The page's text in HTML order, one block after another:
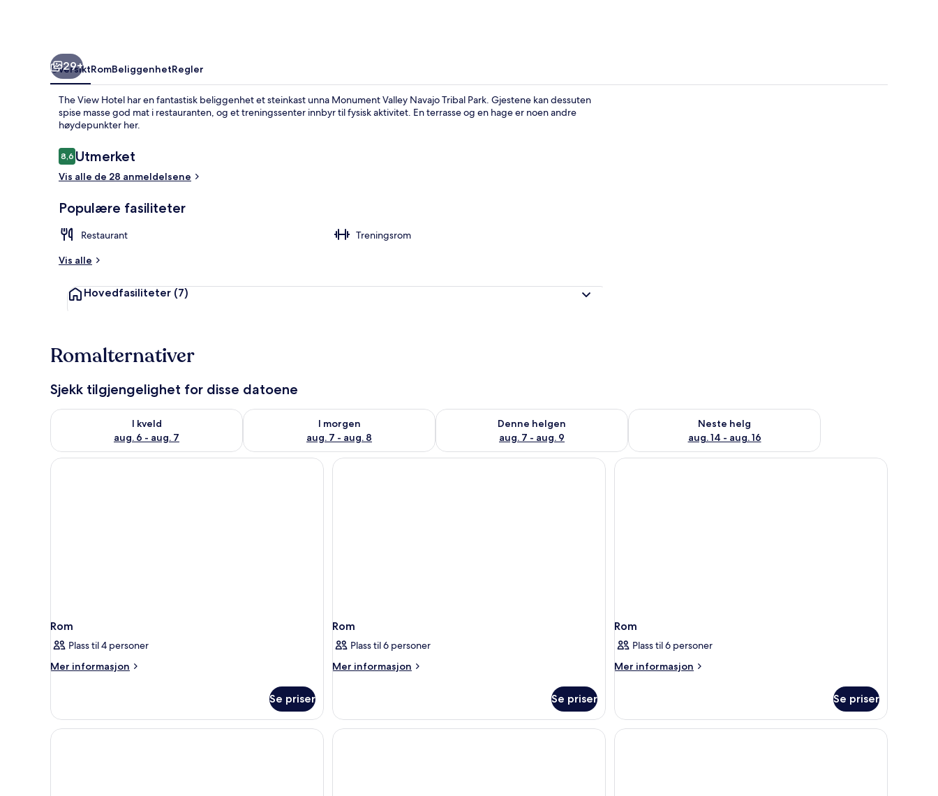
29+
OversiktRomBeliggenhetRegler
The View Hotel har en fantastisk beliggenhet et steinkast unna Monument Valley Navajo Tribal Park. Gjestene kan dessuten
spise masse god mat i restauranten, og et treningssenter innbyr til fysisk aktivitet. En terrasse og en hage er noen andre
høydepunkter her.
Anmeldelser
8,68,6 av 10 –
Utmerket
Vis alle de 28 anmeldelsene
Populære fasiliteter
Restaurant
Treningsrom
Vis alle
Hovedfasiliteter (7)
Romalternativer
Sjekk tilgjengelighet for disse datoene
I kveld
aug. 6 - aug. 7
Sjekk tilgjengelighet for i kveld, aug. 6 - aug. 7
I morgen
aug. 7 - aug. 8
Sjekk tilgjengelighet for i morgen, aug. 7 - aug. 8
Denne helgen
aug. 7 - aug. 9
Sjekk tilgjengelighet for denne helgen, aug. 7 - aug. 9
Neste helg
aug. 14 - aug. 16
Sjekk tilgjengelighet for neste helg, aug. 14 - aug. 16
Rom
Plass til 4 personer
Mer informasjon
Mer
Se priser
Rom
Plass til 6 personer
Mer informasjon
Mer
Se priser
Rom
Plass til 6 personer
Mer informasjon
Mer
Se priser